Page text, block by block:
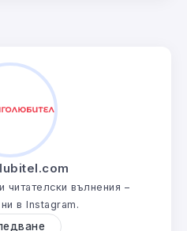
читателски вълнения –
в Instagram.